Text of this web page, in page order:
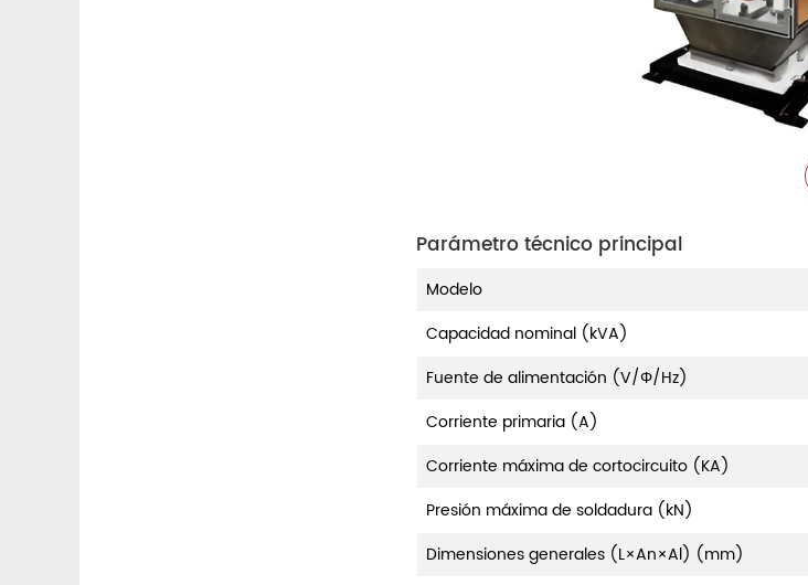
Parámetro técnico principal
Modelo
Capacidad nominal (kVA)
Fuente de alimentación (V/Φ/Hz)
Corriente primaria (A)
Corriente máxima de cortocircuito (KA)
Presión máxima de soldadura (kN)
Dimensiones generales (L×An×Al) (mm)